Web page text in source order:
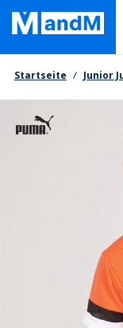
Skip
main
content
Primary
Startseite Junior